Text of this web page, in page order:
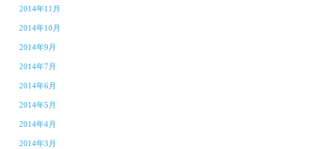
2014年11月
2014年10月
2014年9月
2014年7月
2014年6月
2014年5月
2014年4月
2014年3月